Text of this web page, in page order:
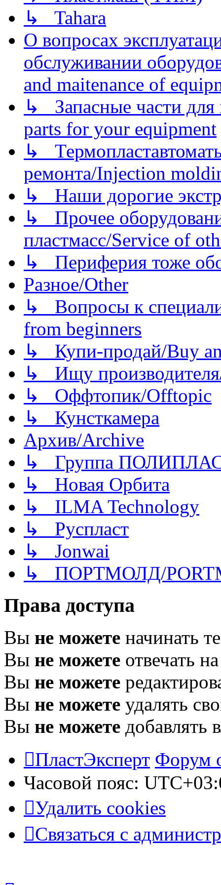
↳ Tahara
О вопросах
обслуживании
and maitenance of
↳ Запасные части для
parts for your equipment
↳
ремонта/Injection
↳ Наши дорогие
↳ Прочее
пластмасс/Service of
↳ Периферия тоже
Разное/Other
↳ Вопросы к
from beginners
↳ Купи-продай/Buy
↳ Ищу
↳ Оффтопик/Offtopic
↳ Кунсткамера
Архив/Archive
↳ Группа
↳ Новая Орбита
↳ ILMA Technology
↳ Руспласт
↳ Jonwai
↳ ПОРТМОЛД/
Права доступа
Вы не можете начинать
Вы не можете отвечать
Вы не можете
Вы не можете удалять
Вы не можете добавлять
ПластЭксперт Форум
Часовой пояс:
Удалить cookies
Связаться с